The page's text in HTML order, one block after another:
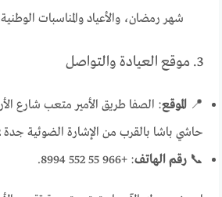
شهر رمضان، والأعياد والمناسبات
3. موقع العيادة والتواصل
📍الموقع: الصفا طريق الأمير متعب شارع
حاشي باشا بالقرب من الإشارة الضوئية جدة 23452.
📞رقم الهاتف: +966 55 552 8994.